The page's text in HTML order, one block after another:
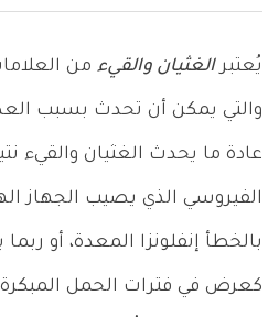
يُعتبرالغثيان والقيء من
والتي يمكن أن تحدث بسبب
عادة ما يحدث الغثيان والقيء
الفيروسي الذي يصيب الجهاز
بالخطأ إنفلونزا المعدة، أو
كعرض في فترات الحمل